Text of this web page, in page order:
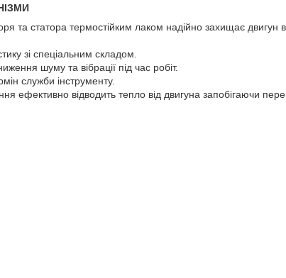
та статора термостійким лаком надійно захищає двигун
зі спеціальним складом.
шуму та вібрації під час робіт.
служби інструменту.
ефективно відводить тепло від двигуна запобігаючи